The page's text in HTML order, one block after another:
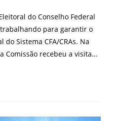
do Conselho Federal
para garantir o
Sistema CFA/CRAs. Na
Comissão recebeu a visita…